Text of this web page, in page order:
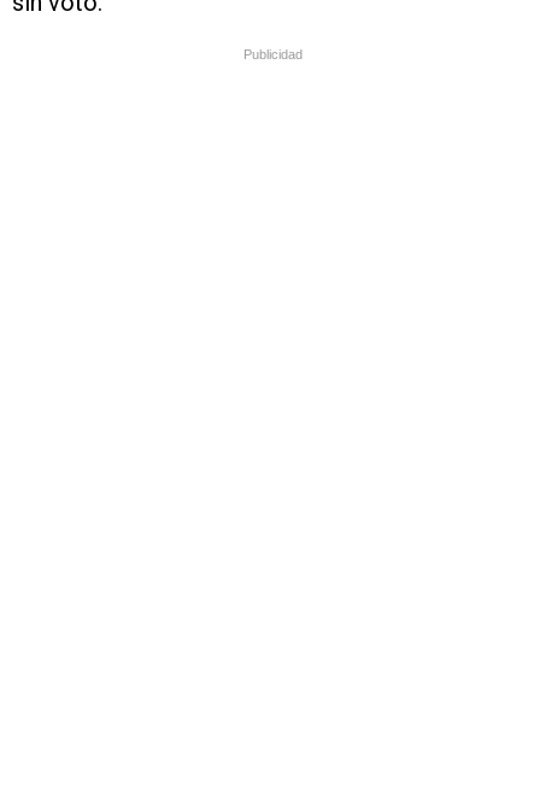
Publicidad